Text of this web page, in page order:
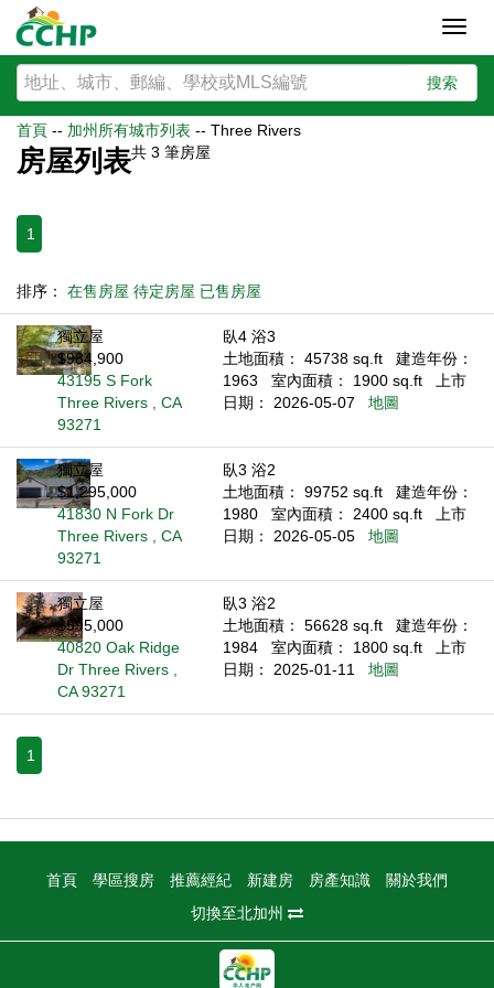
搜索
首頁 -- 加州所有城市列表 -- Three Rivers
房屋列表共 3 筆房屋
1
排序： 在售房屋 待定房屋 已售房屋
獨立屋
$984,900
43195 S Fork
Three Rivers , CA
93271
臥4 浴3
土地面積： 45738 sq.ft
建造年份：
1963
室內面積： 1900 sq.ft
上市
日期： 2026-05-07
地圖
獨立屋
$1,295,000
41830 N Fork Dr
Three Rivers , CA
93271
臥3 浴2
土地面積： 99752 sq.ft
建造年份：
1980
室內面積： 2400 sq.ft
上市
日期： 2026-05-05
地圖
獨立屋
$595,000
40820 Oak Ridge
Dr Three Rivers ,
CA 93271
臥3 浴2
土地面積： 56628 sq.ft
建造年份：
1984
室內面積： 1800 sq.ft
上市
日期： 2025-01-11
地圖
1
首頁 學區搜房 推薦經紀 新建房 房產知識
關於我們
切換至北加州